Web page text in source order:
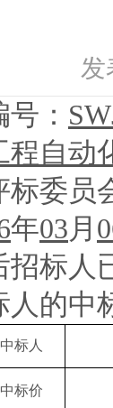
发
：
程自动
标委员
年03月
招标人
人的中
中标人
中标价